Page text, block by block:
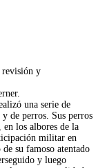
revisión y
una serie de
y de perros. Sus perros
los albores de la
militar en
su famoso atentado
y luego